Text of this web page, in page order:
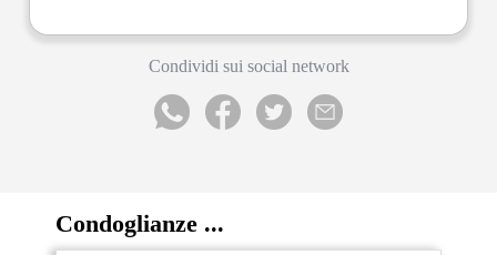
Condividi sui social network
Condoglianze ...